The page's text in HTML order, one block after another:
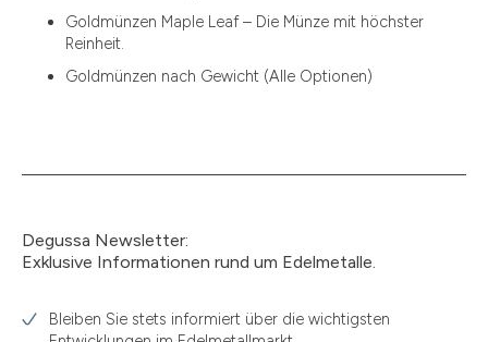
15.55
15.60
3.05
3.11
Goldmünzen Maple Leaf – Die Münze mit höchster
Reinheit.
Goldmünzen nach Gewicht (Alle Optionen)
Degussa Newsletter:
Exklusive Informationen rund um Edelmetalle.
Bleiben Sie stets informiert über die wichtigsten